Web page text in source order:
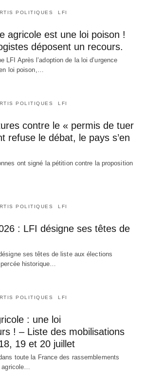
POLITIQUES LFI
agricole est une loi poison !
déposent un recours.
LFI Après l’adoption de la loi d’urgence
loi poison,…
POLITIQUES LFI
contre le « permis de tuer
refuse le débat, le pays s’en
ont signé la pétition contre la proposition
POLITIQUES LFI
: LFI désigne ses têtes de
ses têtes de liste aux élections
historique…
POLITIQUES LFI
: une loi
! – Liste des mobilisations
19 et 20 juillet
toute la France des rassemblements